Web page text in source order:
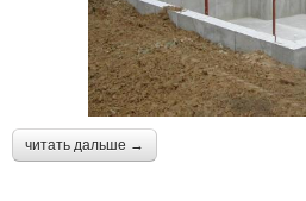
читать дальше →